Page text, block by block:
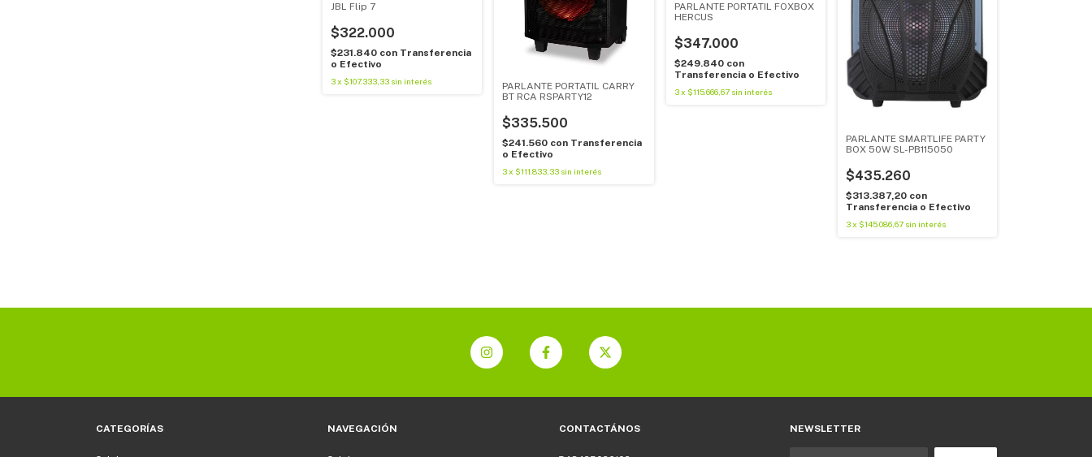
JBL Flip 7
$322.000
$231.840 con Transferencia
o Efectivo
3x $107.333,33 sin interés
PARLANTE PORTATIL CARRY
BT RCA RSPARTY12
$335.500
$241.560 con Transferencia
o Efectivo
3x $111.833,33 sin interés
PARLANTE PORTATIL FOXBOX
HERCUS
$347.000
$249.840 con
Transferencia o Efectivo
3 x $115.666,67 sin interés
PARLANTE SMARTLIFE PARTY
BOX 50W SL-PB115050
$435.260
$313.387,20 con
Transferencia o Efectivo
3x $145.086,67 sin interés
CATEGORÍAS NAVEGACIÓN CONTACTÁNOS NEWSLETTER